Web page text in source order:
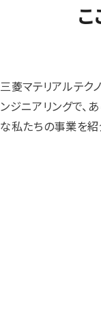
こ
三菱マテリアルテク
ンジニアリングで、
な私たちの事業を紹